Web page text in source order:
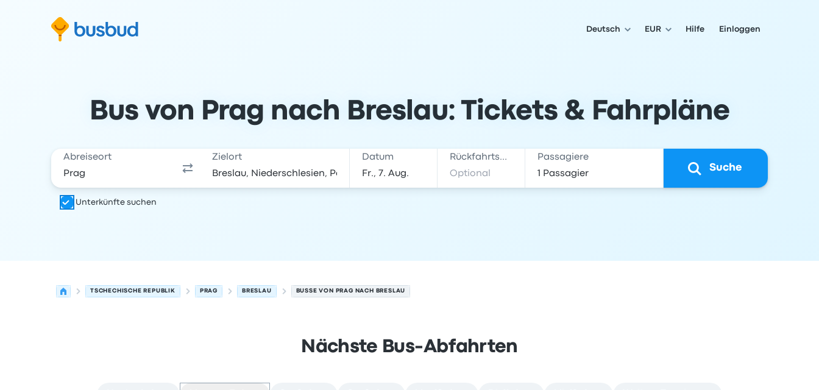
Suchformular springen
Zum Inhalt springen
Zur Fußzeile springen
Deutsch EUR Hilfe Einloggen
Bus von Prag nach Breslau: Tickets & Fahrpläne
Abreiseort Zielort Datum Rückfahrtsdatum Passagiere
Suche
Unterkünfte suchen
TSCHECHISCHE REPUBLIK PRAG BRESLAU BUSSE VON PRAG NACH BRESLAU
Nächste Bus-Abfahrten